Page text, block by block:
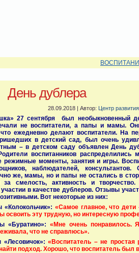
День дублера
28.09.2018 | Автор: Центр
27 сентября был необыкновенный
не воспитатели, а папы и мамы.
ежедневно делают воспитатели. На
в детский сад, был очень
– в детском саду объявлен День
воспитанников
режимные моменты, занятия и игры.
наблюдателей,
же, мамы, но и папы не остались в
за смелость, активность и
в качестве дублеров. Отзывы
Вот некоторые из них:
«Колокольчик»: «Самое главное, что
освоить эту трудную, но интересную
«Буратино»: «Мне очень понравилось.
что не справлюсь».
«Лесовичок»: «Воспитатель – не простая
подход. Хорошо, что воспитатель был